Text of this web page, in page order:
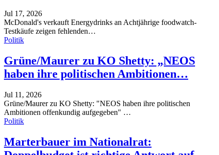
Jul 17, 2026
McDonald's verkauft Energydrinks an Achtjährige foodwatch-
Testkäufe zeigen fehlenden…
Politik
Grüne/Maurer zu KO Shetty: „NEOS
haben ihre politischen Ambitionen…
Jul 11, 2026
Grüne/Maurer zu KO Shetty: "NEOS haben ihre politischen
Ambitionen offenkundig aufgegeben" …
Politik
Marterbauer im Nationalrat: